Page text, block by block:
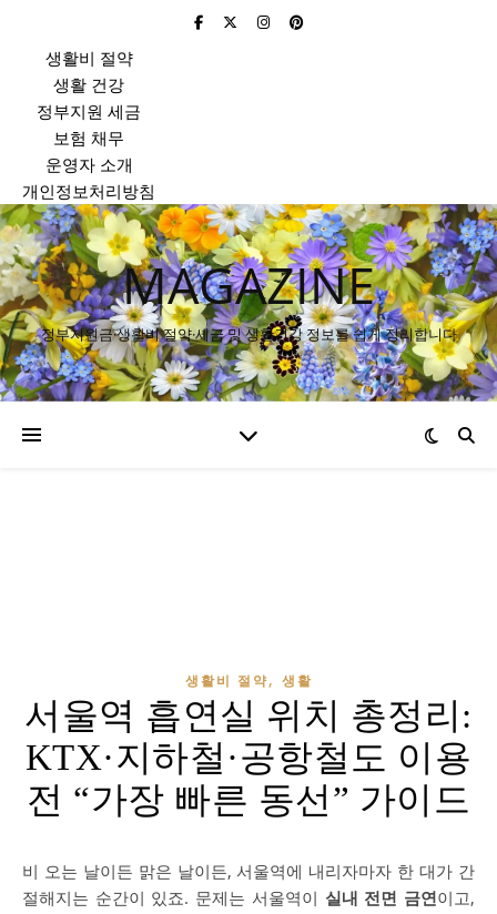
생활비 절약
생활 건강
정부지원 세금
보험 채무
운영자 소개
개인정보처리방침
MAGAZINE
정부지원금·생활비 절약·세금 및 생활건강 정보를 쉽게 정리합니다
생활비 절약, 생활
서울역 흡연실 위치 총정리:
KTX·지하철·공항철도 이용
전 “가장 빠른 동선” 가이드
비 오는 날이든 맑은 날이든, 서울역에 내리자마자 한 대가 간
절해지는 순간이 있죠. 문제는 서울역이 실내 전면 금연이고,